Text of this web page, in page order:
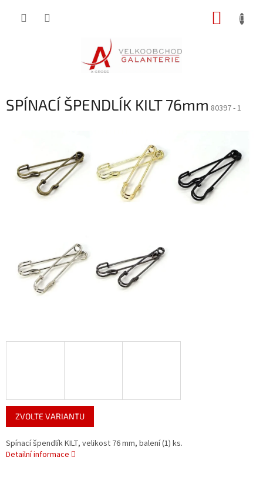
SPÍNACÍ ŠPENDLÍK KILT 76mm 80397 - 1
ZVOLTE VARIANTU
Spínací špendlík KILT, velikost 76 mm, balení (1) ks.
Detailní informace